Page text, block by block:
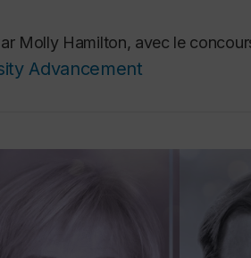
Molly Hamilton, avec le
Advancement